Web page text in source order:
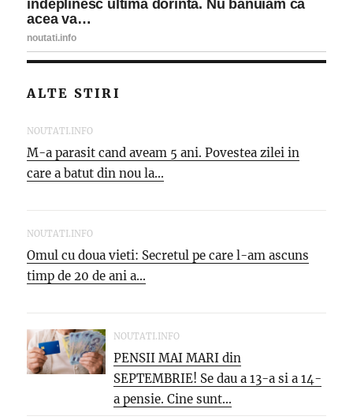
ALTE STIRI
NOUTATI.INFO
M-a parasit cand aveam 5 ani. Povestea zilei in
care a batut din nou la...
NOUTATI.INFO
Omul cu doua vieti: Secretul pe care l-am ascuns
timp de 20 de ani a...
NOUTATI.INFO
PENSII MAI MARI din
SEPTEMBRIE! Se dau a 13-a si a 14-
a pensie. Cine sunt...